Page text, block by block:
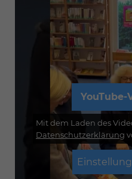
YouTube-
Mit dem Laden des
Datenschutzerklärung